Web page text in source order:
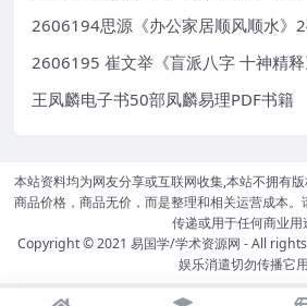
2606194思源《办公家居顺风顺水》
2606195 崔文举《盲派八字 十神精
王凤麟电子书50部凤麟易理PDF书籍
本站资料均为网友分享或互联网收集,本站不拥有
商品价格，商品无价，而是整理和相关运营成本
传递或用于任何商业用
Copyright © 2021 易国学/学术资源网 - All
娱乐消遣切勿传播它用